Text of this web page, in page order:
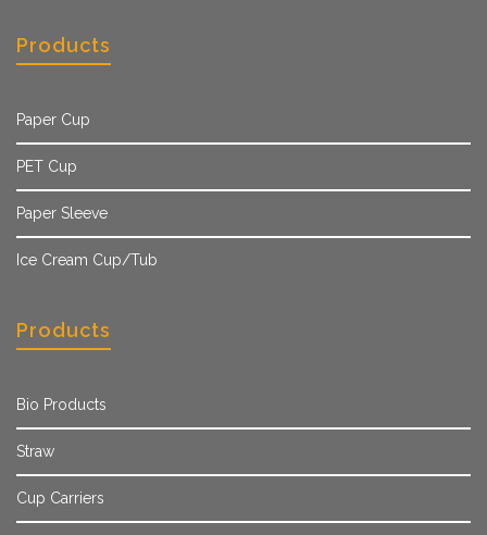
Products
Paper Cup
PET Cup
Paper Sleeve
Ice Cream Cup/Tub
Products
Bio Products
Straw
Cup Carriers